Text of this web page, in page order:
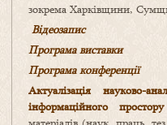
зокрема Харківщини,
Відеозапис
Програма виставки
Програма конференції
Актуалізація науково-
інформаційного